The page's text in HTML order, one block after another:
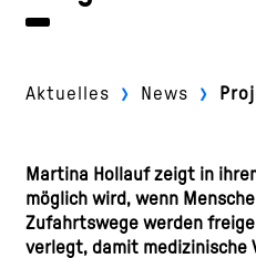
Aktuelles › News ›
Martina Hollauf zeigt in
möglich wird, wenn
Zufahrtswege werden
verlegt, damit medizinische